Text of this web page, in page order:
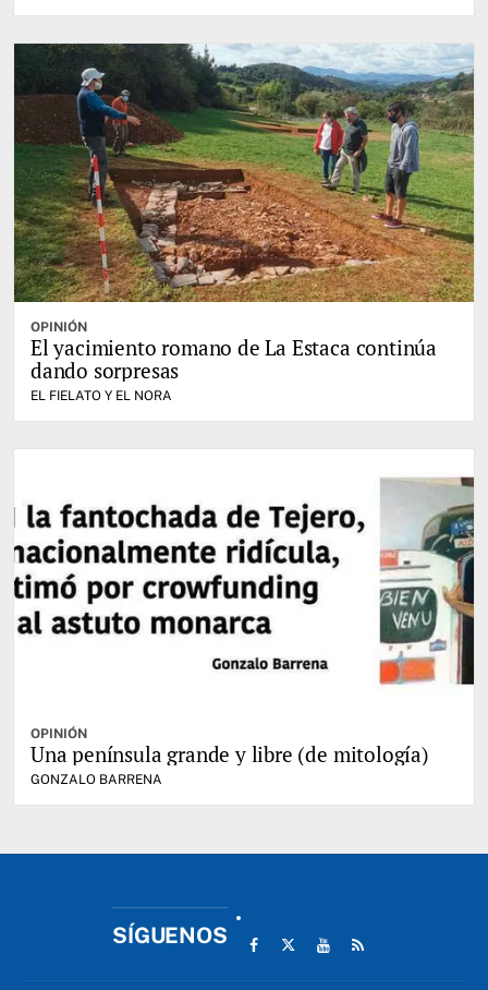
OPINIÓN
El yacimiento romano de La Estaca continúa
dando sorpresas
EL FIELATO Y EL NORA
OPINIÓN
Una península grande y libre (de mitología)
GONZALO BARRENA
SÍGUENOS